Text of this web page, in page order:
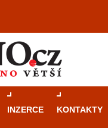
INZERCE KONTAKTY